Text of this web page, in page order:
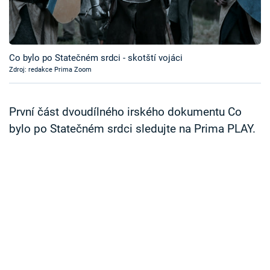
Časopis
Sledujte prima+
Sledujte nás
Co bylo po Statečném srdci - skotští vojáci
Zdroj: redakce Prima Zoom
První část dvoudílného irského dokumentu Co
bylo po Statečném srdci sledujte na Prima PLAY.